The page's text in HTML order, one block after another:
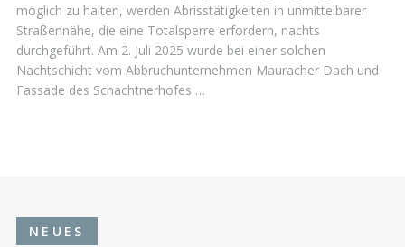
möglich zu halten, werden Abrisstätigkeiten in unmittelbarer
Straßennähe, die eine Totalsperre erfordern, nachts
durchgeführt. Am 2. Juli 2025 wurde bei einer solchen
Nachtschicht vom Abbruchunternehmen Mauracher Dach und
Fassade des Schachtnerhofes …
NEUES